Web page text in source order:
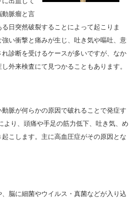
動脈瘤と言
日突然破裂することによって起こりま
い衝撃と痛みが生じ、吐き気や嘔吐、意
診断を受けるケースが多いですが、なか
外来検査にて見つかることもあります。
脈が何らかの原因で破れることで発症す
より、頭痛や手足の筋力低下、吐き気、め
こします。主に高血圧症がその原因とな
脳に細菌やウイルス・真菌などが入り込